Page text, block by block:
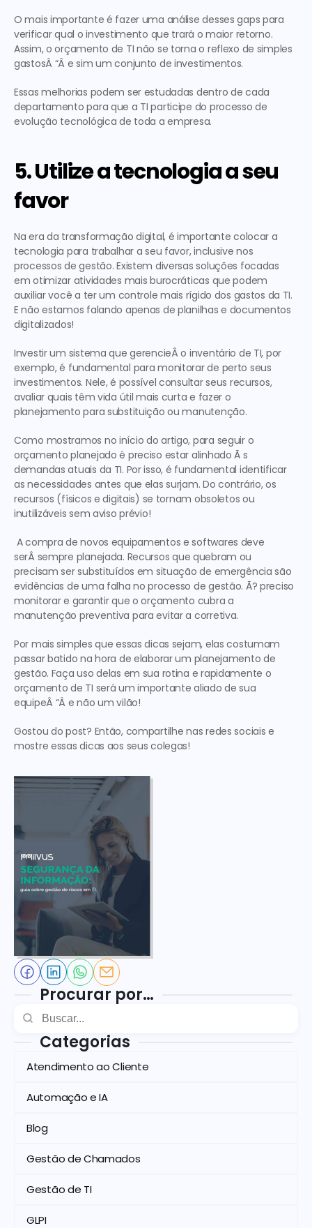
O mais importante é fazer uma análise desses gaps para
verificar qual o investimento que trará o maior retorno.
Assim, o orçamento de TI não se torna o reflexo de simples
gastosÂ “Â e sim um conjunto de investimentos.
Essas melhorias podem ser estudadas dentro de cada
departamento para que a TI participe do processo de
evolução tecnológica de toda a empresa.
5. Utilize a tecnologia a seu
favor
Na era da transformação digital, é importante colocar a
tecnologia para trabalhar a seu favor, inclusive nos
processos de gestão. Existem diversas soluções focadas
em otimizar atividades mais burocráticas que podem
auxiliar você a ter um controle mais rígido dos gastos da TI.
E não estamos falando apenas de planilhas e documentos
digitalizados!
Investir um sistema que gerencieÂ o inventário de TI, por
exemplo, é fundamental para monitorar de perto seus
investimentos. Nele, é possível consultar seus recursos,
avaliar quais têm vida útil mais curta e fazer o
planejamento para substituição ou manutenção.
Como mostramos no início do artigo, para seguir o
orçamento planejado é preciso estar alinhado Ã s
demandas atuais da TI. Por isso, é fundamental identificar
as necessidades antes que elas surjam. Do contrário, os
recursos (físicos e digitais) se tornam obsoletos ou
inutilizáveis sem aviso prévio!
serÂ sempre planejada. Recursos que quebram ou
precisam ser substituídos em situação de emergência são
evidências de uma falha no processo de gestão. Ã? preciso
monitorar e garantir que o orçamento cubra a
manutenção preventiva para evitar a corretiva.
Por mais simples que essas dicas sejam, elas costumam
passar batido na hora de elaborar um planejamento de
gestão. Faça uso delas em sua rotina e rapidamente o
orçamento de TI será um importante aliado de sua
equipeÂ “Â e não um vilão!
Gostou do post? Então, compartilhe nas redes sociais e
mostre essas dicas aos seus colegas!
Procurar por…
Categorias
Atendimento ao Cliente
Automação e IA
Blog
Gestão de Chamados
Gestão de TI
GLPI